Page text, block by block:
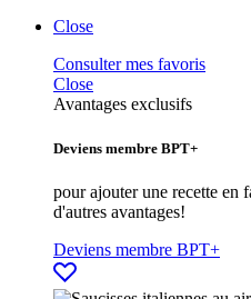
Close
Consulter mes favoris
Close
Avantages exclusifs
Deviens membre BPT+
pour ajouter une recette en
d'autres avantages!
Deviens membre BPT+